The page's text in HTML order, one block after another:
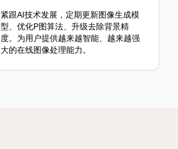
紧跟AI技术发展，定期更新图像生成模
型、优化P图算法、升级去除背景精
度。为用户提供越来越智能、越来越强
大的在线图像处理能力。